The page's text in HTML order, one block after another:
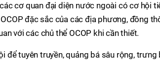
cơ quan đại diện nước ngoài có cơ hội
đặc sắc của các địa phương, đồng
với các chủ thể OCOP khi cần thiết.
để tuyên truyền, quảng bá sâu rộng, trưng